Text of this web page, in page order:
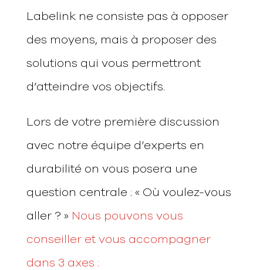
Labelink ne consiste pas à opposer
des moyens, mais à proposer des
solutions qui vous permettront
d’atteindre vos objectifs.
Lors de votre première discussion
avec notre équipe d’experts en
durabilité on vous posera une
question centrale : « Où voulez-vous
aller ? » Nous pouvons vous
conseiller et vous accompagner
dans 3 axes :